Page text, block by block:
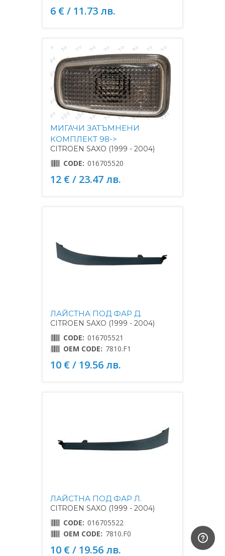
6 € / 11.73 лв.
МИГАЧИ ЗАТЪМНЕНИ
КОМПЛЕКТ 98->
CITROEN SAXO (1999 - 2004)
CODE: 016705520
12 € / 23.47 лв.
ЛАЙСТНА ПОД ФАР Д.
CITROEN SAXO (1999 - 2004)
CODE: 016705521
OEM CODE: 7810.F1
10 € / 19.56 лв.
ЛАЙСТНА ПОД ФАР Л.
CITROEN SAXO (1999 - 2004)
CODE: 016705522
OEM CODE: 7810.F0
10 € / 19.56 лв.